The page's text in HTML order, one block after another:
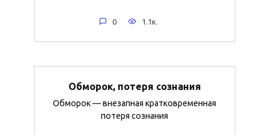
0 1.1к.
Обморок, потеря сознания
Обморок — внезапная кратковременная
потеря сознания